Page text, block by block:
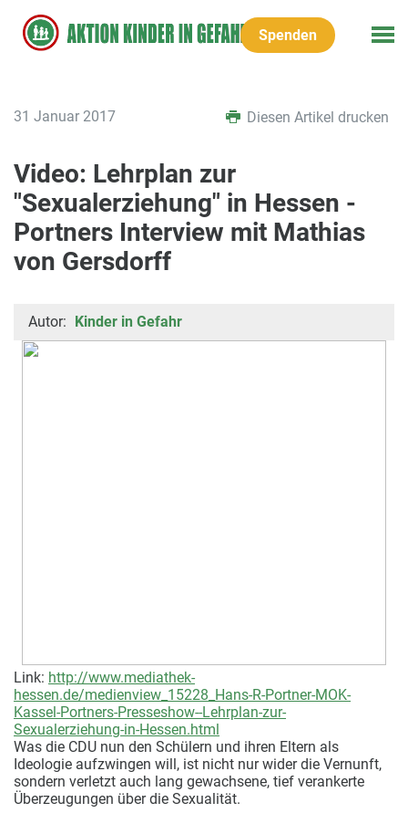
Spenden
31 Januar 2017 Diesen Artikel drucken
Video: Lehrplan zur
"Sexualerziehung" in Hessen -
Portners Interview mit Mathias
von Gersdorff
Autor: Kinder in Gefahr
Link: http://www.mediathek-
hessen.de/medienview_15228_Hans-R-Portner-MOK-
Kassel-Portners-Presseshow--Lehrplan-zur-
Sexualerziehung-in-Hessen.html
Was die CDU nun den Schülern und ihren Eltern als
Ideologie aufzwingen will, ist nicht nur wider die Vernunft,
sondern verletzt auch lang gewachsene, tief verankerte
Überzeugungen über die Sexualität.